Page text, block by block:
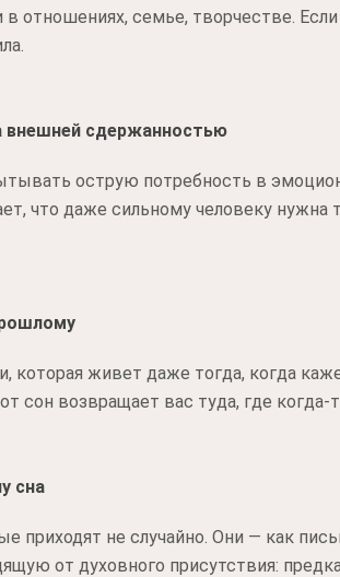
в отношениях, семье, творчестве.
внешней сдержанностью
острую потребность в
что даже сильному человеку
которая живет даже тогда, когда
сон возвращает вас туда, где
сна
приходят не случайно. Они — как
от духовного присутствия: